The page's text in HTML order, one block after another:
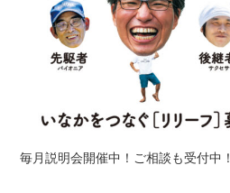
毎月説明会開催中！ご相談も受付中！